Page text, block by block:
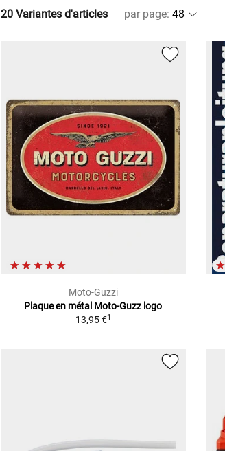
20 Variantes d'articles par page:
Moto-Guzzi
Plaque en métal Moto-Guzz logo
13,95 €1